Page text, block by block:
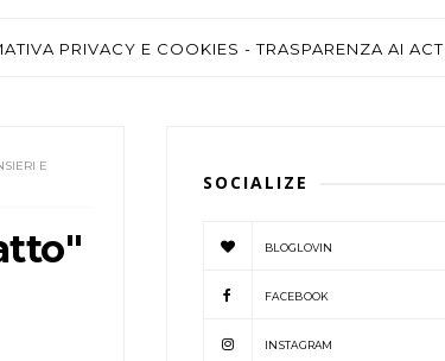
PRIVACY E COOKIES - TRASPARENZA AI ACT
E
SOCIALIZE
BLOGLOVIN
FACEBOOK
INSTAGRAM